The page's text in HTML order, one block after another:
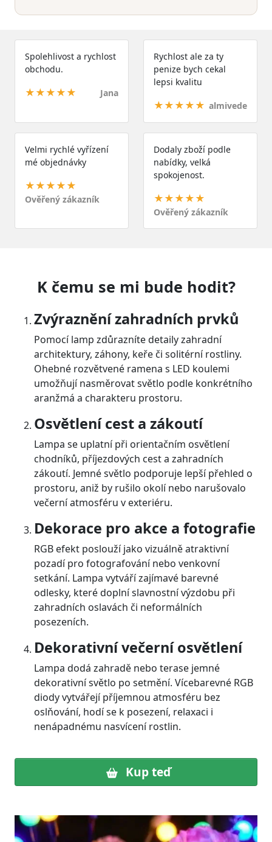
Spolehlivost a rychlost
obchodu.
★★★★★ Jana
Rychlost ale za ty
penize bych cekal
lepsi kvalitu
★★★★★ almivede
Velmi rychlé vyřízení
mé objednávky
★★★★★
Ověřený zákazník
Dodaly zboží podle
nabídky, velká
spokojenost.
★★★★★
Ověřený zákazník
K čemu se mi bude hodit?
Zvýraznění zahradních prvků
Pomocí lamp zdůrazníte detaily zahradní
architektury, záhony, keře či solitérní rostliny.
Ohebné rozvětvené ramena s LED koulemi
umožňují nasměrovat světlo podle konkrétního
aranžmá a charakteru prostoru.
Osvětlení cest a zákoutí
Lampa se uplatní při orientačním osvětlení
chodníků, příjezdových cest a zahradních
zákoutí. Jemné světlo podporuje lepší přehled o
prostoru, aniž by rušilo okolí nebo narušovalo
večerní atmosféru v exteriéru.
Dekorace pro akce a fotografie
RGB efekt poslouží jako vizuálně atraktivní
pozadí pro fotografování nebo venkovní
setkání. Lampa vytváří zajímavé barevné
odlesky, které doplní slavnostní výzdobu při
zahradních oslavách či neformálních
posezeních.
Dekorativní večerní osvětlení
Lampa dodá zahradě nebo terase jemné
dekorativní světlo po setmění. Vícebarevné RGB
diody vytvářejí příjemnou atmosféru bez
oslňování, hodí se k posezení, relaxaci i
nenápadnému nasvícení rostlin.
Kup teď